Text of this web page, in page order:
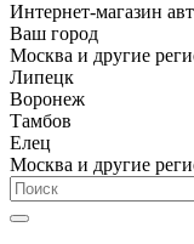
Интернет-магазин
Ваш город
Москва и другие
Липецк
Воронеж
Тамбов
Елец
Москва и другие